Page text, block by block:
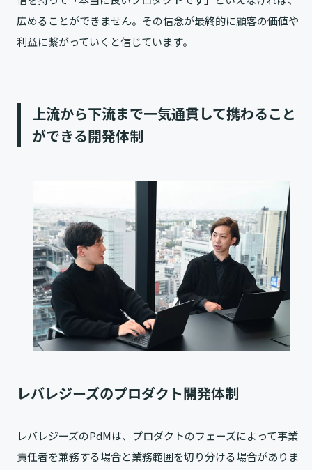
広めることができません。その信念が最終的に顧客の価値や
利益に繋がっていくと信じています。
上流から下流まで一気通貫して携わること
ができる開発体制
レバレジーズのプロダクト開発体制
レバレジーズのPdMは、プロダクトのフェーズによって事業
責任者を兼務する場合と業務範囲を切り分ける場合がありま